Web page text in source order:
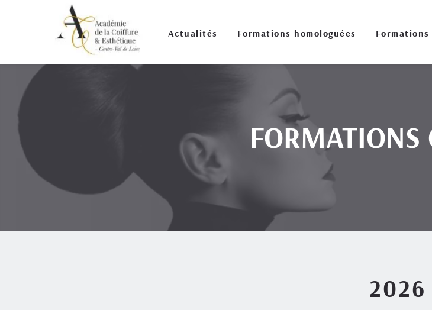
Actualités Formations homologuées
FORMATIONS
2026